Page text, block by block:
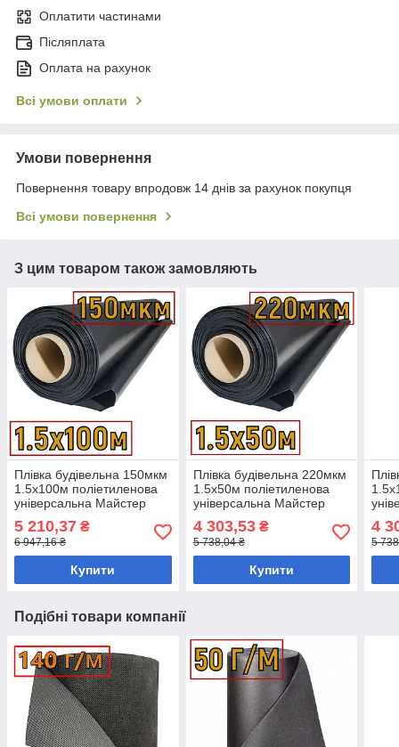
Оплатити частинами
Післяплата
Оплата на рахунок
Всі умови оплати
Умови повернення
Повернення товару впродовж 14 днів за рахунок покупця
Всі умови повернення
З цим товаром також замовляють
Плівка будівельна 150мкм
1.5х100м поліетиленова
універсальна Майстер
5 210,37 ₴
6 947,16 ₴
Купити
Плівка будівельна 220мкм
1.5х50м поліетиленова
універсальна Майстер
4 303,53₴
5 738,04 ₴
Купити
4
5
Подібні товари компанії